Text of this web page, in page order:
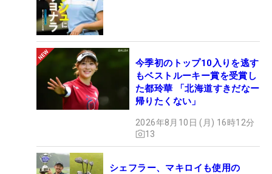
今季初のトップ10入りを逃す
もベストルーキー賞を受賞し
た都玲華 「北海道すきだなー
帰りたくない」
2026年8月10日 (月) 16時12分
13
シェフラー、マキロイも使用の